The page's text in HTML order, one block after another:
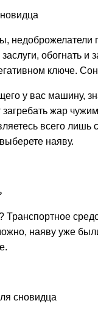
недоброжелатели
обогнать и
ключе.
у вас машину,
загребать жар
всего лишь
наяву.
Транспортное
наяву уже
сновидца